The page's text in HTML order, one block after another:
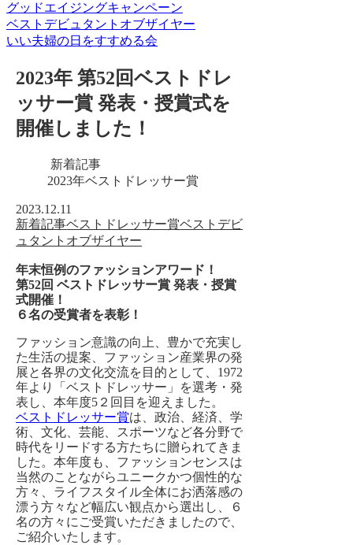
グッドエイジングキャンペーン
ベストデビュタントオブザイヤー
いい夫婦の日をすすめる会
2023年 第52回ベストドレ
ッサー賞 発表・授賞式を
開催しました！
新着記事
2023年ベストドレッサー賞
2023.12.11
新着記事ベストドレッサー賞ベストデビ
ュタントオブザイヤー
年末恒例のファッションアワード！
第52回 ベストドレッサー賞 発表・授賞
式開催！
６名の受賞者を表彰！
ファッション意識の向上、豊かで充実し
た生活の提案、ファッション産業界の発
展と各界の文化交流を目的として、1972
年より「ベストドレッサー」を選考・発
表し、本年度5２回目を迎えました。
ベストドレッサー賞は、政治、経済、学
術、文化、芸能、スポーツなど各分野で
時代をリードする方たちに贈られてきま
した。本年度も、ファッションセンスは
当然のことながらユニークかつ個性的な
方々、ライフスタイル全体にお洒落感の
漂う方々など幅広い観点から選出し、６
名の方々にご受賞いただきましたので、
ご紹介いたします。